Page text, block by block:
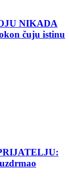
NIKADA
čuju istinu